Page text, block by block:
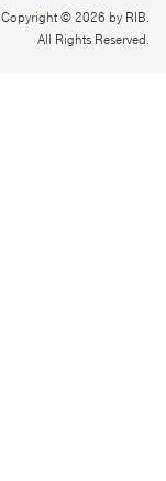
Copyright © 2026 by RIB.
All Rights Reserved.